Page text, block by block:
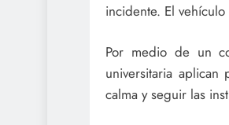
incidente. El
Por medio de un
universitaria
calma y seguir las